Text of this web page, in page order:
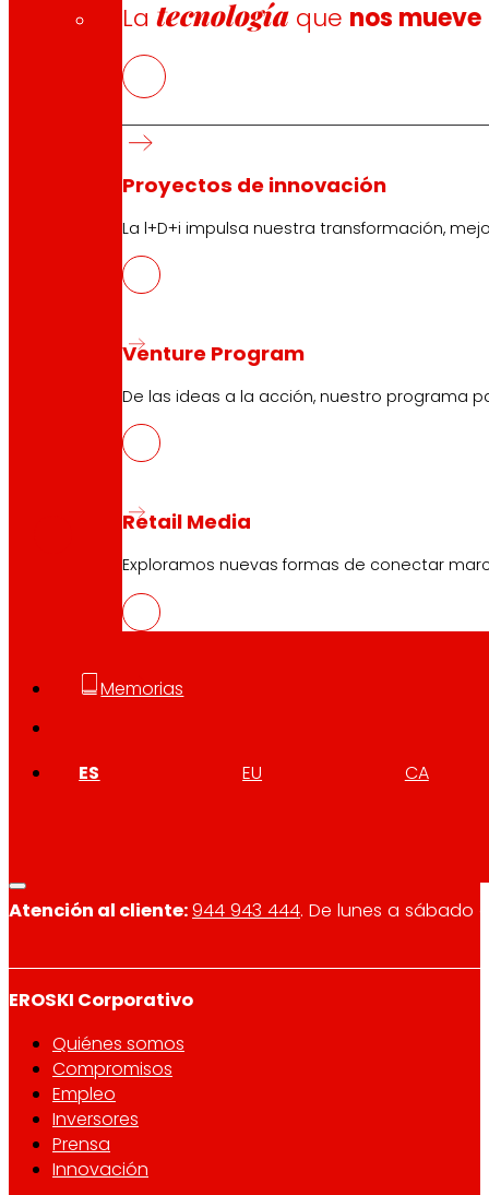
Latecnología que nos mueve
Proyectos de innovación
La l+D+i impulsa nuestra transformación,
Venture Program
De las ideas a la acción, nuestro programa
Retail Media
Exploramos nuevas formas de conectar
Memorias
ES EU CA
Síguenos
Atención al cliente:944 943 444. De lunes a sábado
EROSKI Corporativo
Quiénes somos
Compromisos
Empleo
Inversores
Prensa
Innovación